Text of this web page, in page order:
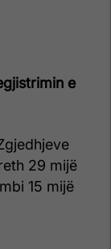
e
29 mijë
15 mijë